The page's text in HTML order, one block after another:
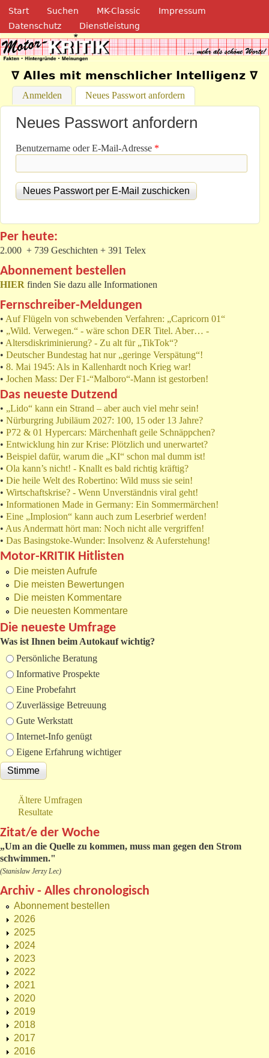
Direkt zum Inhalt
Navigation
Start Suchen MK-Classic
Impressum
Datenschutz
Dienstleistung
Motor-Kritik.de
∇ Alles mit menschlicher Intelligenz ∇
Anmelden Neues Passwort anfordern
Neues Passwort anfordern
Benutzername oder E-Mail-Adresse *
Per heute:
2.000 + 739 Geschichten + 391 Telex
Abonnement bestellen
HIER finden Sie dazu alle Informationen
Fernschreiber-Meldungen
• Auf Flügeln von schwebenden Verfahren: „Capricorn 01“
• „Wild. Verwegen.“ - wäre schon DER Titel. Aber… -
• Altersdiskriminierung? - Zu alt für „TikTok“?
• Deutscher Bundestag hat nur „geringe Verspätung“!
• 8. Mai 1945: Als in Kallenhardt noch Krieg war!
• Jochen Mass: Der F1-“Malboro“-Mann ist gestorben!
Das neueste Dutzend
• „Lido“ kann ein Strand – aber auch viel mehr sein!
• Nürburgring Jubiläum 2027: 100, 15 oder 13 Jahre?
• P72 & 01 Hypercars: Märchenhaft geile Schnäppchen?
• Entwicklung hin zur Krise: Plötzlich und unerwartet?
• Beispiel dafür, warum die „KI“ schon mal dumm ist!
• Ola kann’s nicht! - Knallt es bald richtig kräftig?
• Die heile Welt des Robertino: Wild muss sie sein!
• Wirtschaftskrise? - Wenn Unverständnis viral geht!
• Informationen Made in Germany: Ein Sommermärchen!
• Eine „Implosion“ kann auch zum Leserbrief werden!
• Aus Andermatt hört man: Noch nicht alle vergriffen!
• Das Basingstoke-Wunder: Insolvenz & Auferstehung!
Motor-KRITIK Hitlisten
Die meisten Aufrufe
Die meisten Bewertungen
Die meisten Kommentare
Die neuesten Kommentare
Die neueste Umfrage
Was ist Ihnen beim Autokauf wichtig?
Auswahlmöglichkeiten
Persönliche Beratung
Informative Prospekte
Eine Probefahrt
Zuverlässige Betreuung
Gute Werkstatt
Internet-Info genügt
Eigene Erfahrung wichtiger
Ältere Umfragen
Resultate
Zitat/e der Woche
„Um an die Quelle zu kommen, muss man gegen den Strom
schwimmen."
(Stanislaw Jerzy Lec)
Archiv - Alles chronologisch
Abonnement bestellen
2026
2025
2024
2023
2022
2021
2020
2019
2018
2017
2016